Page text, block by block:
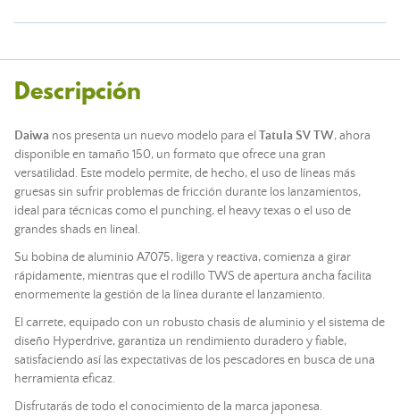
Descripción
Daiwa nos presenta un nuevo modelo para el Tatula SV TW, ahora
disponible en tamaño 150, un formato que ofrece una gran
versatilidad. Este modelo permite, de hecho, el uso de líneas más
gruesas sin sufrir problemas de fricción durante los lanzamientos,
ideal para técnicas como el punching, el heavy texas o el uso de
grandes shads en lineal.
Su bobina de aluminio A7075, ligera y reactiva, comienza a girar
rápidamente, mientras que el rodillo TWS de apertura ancha facilita
enormemente la gestión de la línea durante el lanzamiento.
El carrete, equipado con un robusto chasis de aluminio y el sistema de
diseño Hyperdrive, garantiza un rendimiento duradero y fiable,
satisfaciendo así las expectativas de los pescadores en busca de una
herramienta eficaz.
Disfrutarás de todo el conocimiento de la marca japonesa.